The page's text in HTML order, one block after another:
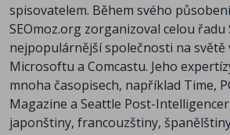
spisovatelem. Během svého
SEOmoz.org zorganizoval celou řadu
nejpopulárnější společnosti na světě
Microsoftu a Comcastu. Jeho
mnoha časopisech, například Time,
Magazine a Seattle Post-
japonštiny, francouzštiny,